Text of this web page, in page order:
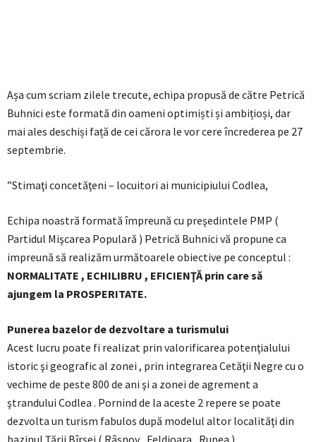
Așa cum scriam zilele trecute, echipa propusă de către Petrică
Buhnici este formată din oameni optimiști și ambițioși, dar
mai ales deschiși față de cei cărora le vor cere încrederea pe 27
septembrie.
”Stimaţi concetăţeni – locuitori ai municipiului Codlea,
Echipa noastră formată împreună cu preşedintele PMP (
Partidul Mişcarea Populară ) Petrică Buhnici vă propune ca
impreună să realizăm următoarele obiective pe conceptul :
NORMALITATE , ECHILIBRU , EFICIENŢĂ prin care să
ajungem la PROSPERITATE.
Punerea bazelor de dezvoltare a turismului
Acest lucru poate fi realizat prin valorificarea potenţialului
istoric şi geografic al zonei , prin integrarea Cetăţii Negre cu o
vechime de peste 800 de ani şi a zonei de agrement a
ştrandului Codlea . Pornind de la aceste 2 repere se poate
dezvolta un turism fabulos după modelul altor localităţi din
bazinul Ţării Bîrsei ( Râşnov , Feldioara , Rupea ) .